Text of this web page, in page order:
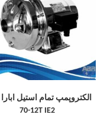
70-12T IE2